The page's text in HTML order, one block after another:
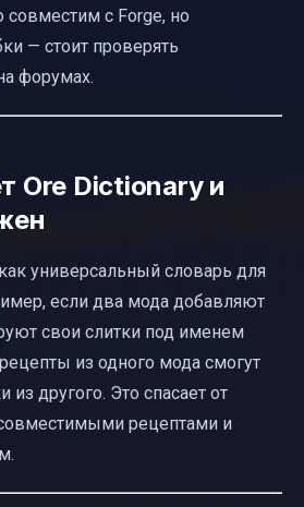
совместим с Forge, но
— стоит проверять
форумах.
Ore Dictionary и
универсальный словарь для
если два мода добавляют
свои слитки под именем
из одного мода смогут
из другого. Это спасает от
рецептами и